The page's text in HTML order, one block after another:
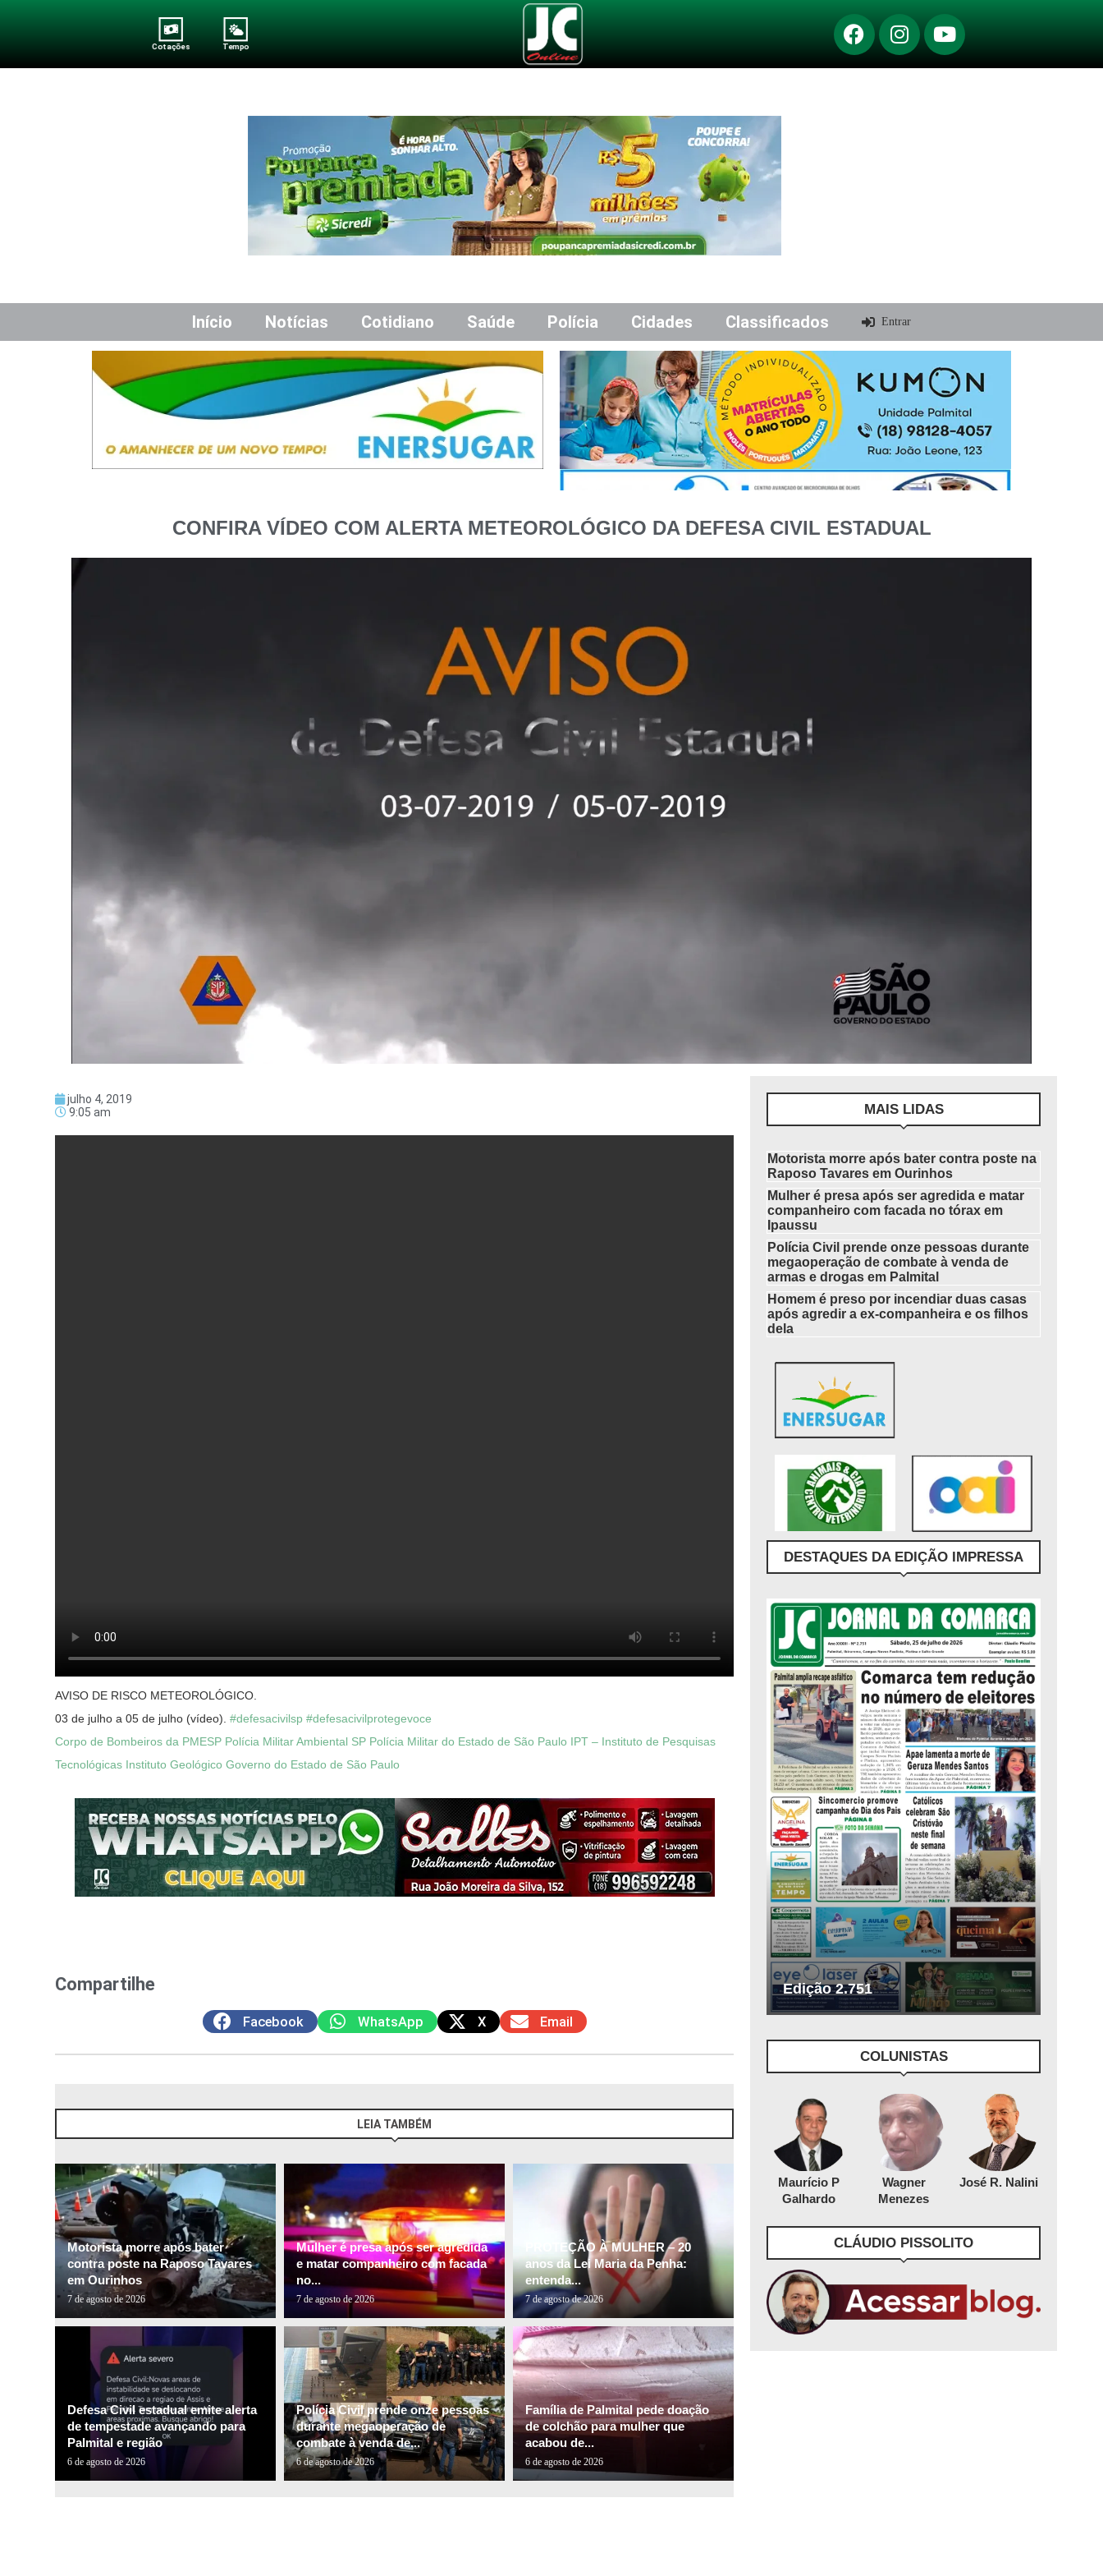
Cotações Tempo
Início Notícias Cotidiano Saúde Polícia Cidades Classificados Entrar
CONFIRA VÍDEO COM ALERTA METEOROLÓGICO DA DEFESA CIVIL ESTADUAL
julho 4, 2019
9:05 am
AVISO DE RISCO METEOROLÓGICO.
03 de julho a 05 de julho (vídeo). #defesacivilsp #defesacivilprotegevoce
Corpo de Bombeiros da PMESP Polícia Militar Ambiental SP Polícia Militar do Estado de São Paulo IPT – Instituto de Pesquisas
Tecnológicas Instituto Geológico Governo do Estado de São Paulo
Compartilhe
Facebook WhatsApp X Email
LEIA TAMBÉM
Motorista morre após bater
contra poste na Raposo Tavares
em Ourinhos
7 de agosto de 2026
Mulher é presa após ser agredida
e matar companheiro com facada
no...
7 de agosto de 2026
PROTEÇÃO À MULHER – 20
anos da Lei Maria da Penha:
entenda...
7 de agosto de 2026
Defesa Civil estadual emite alerta
de tempestade avançando para
Palmital e região
6 de agosto de 2026
Polícia Civil prende onze pessoas
durante megaoperação de
combate à venda de...
6 de agosto de 2026
Família de Palmital pede doação
de colchão para mulher que
acabou de...
6 de agosto de 2026
MAIS LIDAS
Motorista morre após bater contra poste na
Raposo Tavares em Ourinhos
Mulher é presa após ser agredida e matar
companheiro com facada no tórax em
Ipaussu
Polícia Civil prende onze pessoas durante
megaoperação de combate à venda de
armas e drogas em Palmital
Homem é preso por incendiar duas casas
após agredir a ex-companheira e os filhos
dela
DESTAQUES DA EDIÇÃO IMPRESSA
Edição 2.751
COLUNISTAS
Maurício P
Galhardo
Wagner
Menezes
José R. Nalini
CLÁUDIO PISSOLITO